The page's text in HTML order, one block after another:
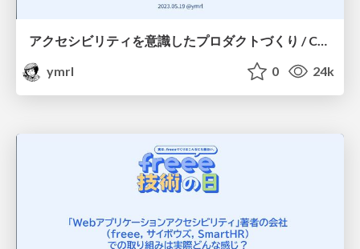
アクセシビリティを意識したプロダクトづくり / Creating Products with Accessibility in Mind
ymrl
0 24k